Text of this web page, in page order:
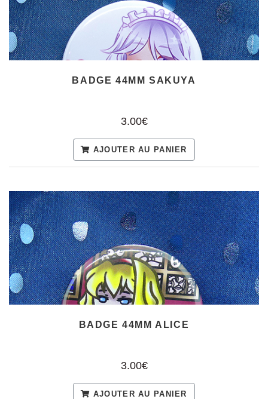
BADGE 44MM SAKUYA
3.00€
AJOUTER AU PANIER
BADGE 44MM ALICE
3.00€
AJOUTER AU PANIER